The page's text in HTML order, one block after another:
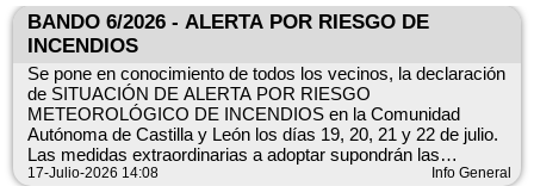
Ven a disfrutar del verano, de la cultura y de nuestras noches
más especiales.
San Cristóbal se vive mejor… cuando lo vivimos juntos. 💙
Te esperamos para vivir juntos este momento histórico.
BANDO 6/2026 - ALERTA POR RIESGO DE
INCENDIOS
Se pone en conocimiento de todos los vecinos, la declaración
de SITUACIÓN DE ALERTA POR RIESGO
METEOROLÓGICO DE INCENDIOS en la Comunidad
Autónoma de Castilla y León los días 19, 20, 21 y 22 de julio.
Las medidas extraordinarias a adoptar supondrán las
siguientes PROHIBICIONES indicadas en el documento
17-Julio-2026 14:08 Info General